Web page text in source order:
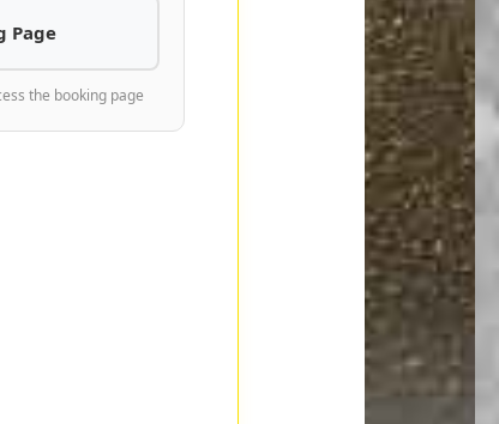
Page
the booking page